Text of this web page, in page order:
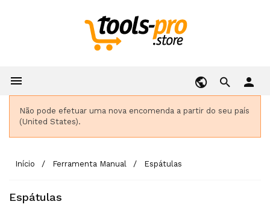
 person
Não pode efetuar uma nova encomenda a partir do seu país
(United States).
Início Ferramenta Manual Espátulas
Espátulas